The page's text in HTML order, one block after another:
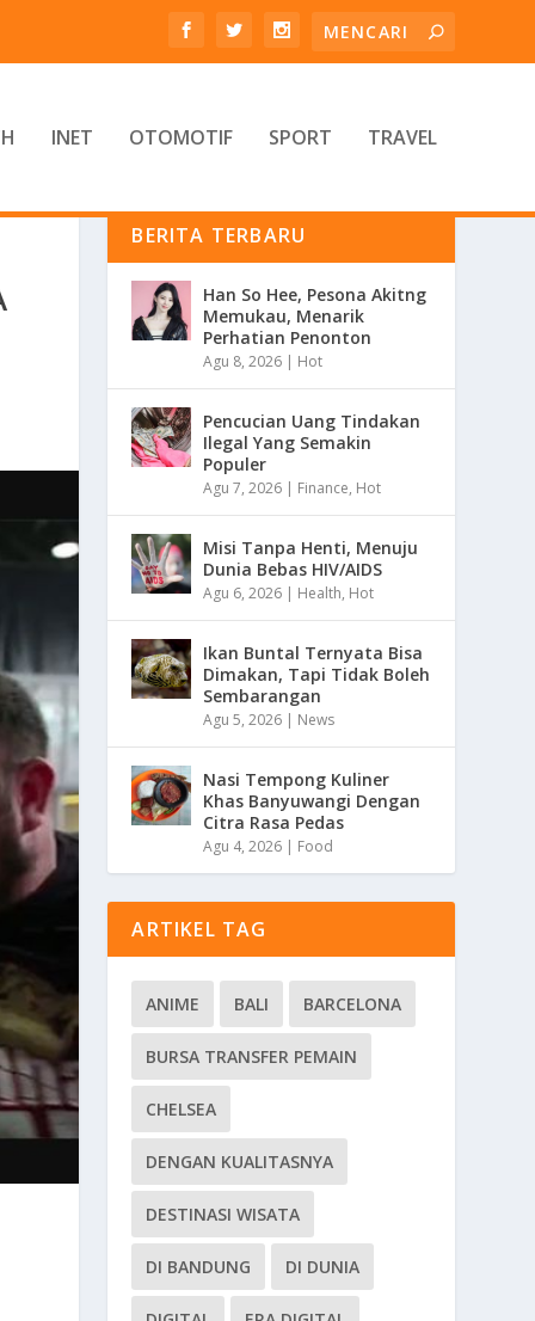
INET OTOMOTIF SPORT TRAVEL
BERITA TERBARU
Han So Hee, Pesona Akitng
Memukau, Menarik
Perhatian Penonton
Agu 8, 2026 | Hot
Pencucian Uang Tindakan
Ilegal Yang Semakin
Populer
Agu 7, 2026 | Finance, Hot
Misi Tanpa Henti, Menuju
Dunia Bebas HIV/AIDS
Agu 6, 2026 | Health, Hot
Ikan Buntal Ternyata Bisa
Dimakan, Tapi Tidak Boleh
Sembarangan
Agu 5, 2026 | News
Nasi Tempong Kuliner
Khas Banyuwangi Dengan
Citra Rasa Pedas
Agu 4, 2026 | Food
ARTIKEL TAG
ANIME BALI BARCELONA
BURSA TRANSFER PEMAIN
CHELSEA
DENGAN KUALITASNYA
DESTINASI WISATA
DI BANDUNG DI DUNIA